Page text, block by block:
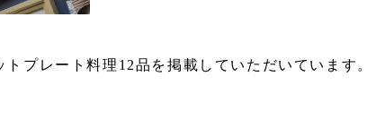
プレート料理12品を掲載していただいています。